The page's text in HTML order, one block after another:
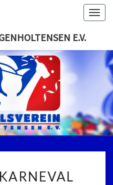
E.V.
Der Erste
Eingetragenen
Karnevalsverein
In
Langenholtensen
KINDERKARNEVAL